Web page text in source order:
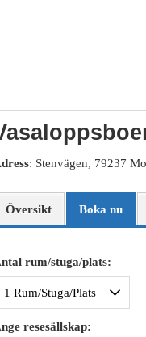
: Stenvägen, 79237
Översikt Boka nu
rum/stuga/plats:
resesällskap: